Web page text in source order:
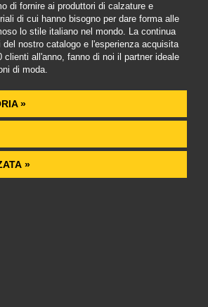
di fornire ai produttori di calzature e
di cui hanno bisogno per dare forma alle
lo stile italiano nel mondo. La continua
nostro catalogo e l'esperienza acquisita
clienti all'anno, fanno di noi il partner ideale
di moda.
»
»